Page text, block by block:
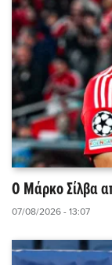
Ο Μάρκο Σίλβα
07/08/2026 - 13:07